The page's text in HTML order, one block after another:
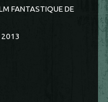
FANTASTIQUE DE
2013